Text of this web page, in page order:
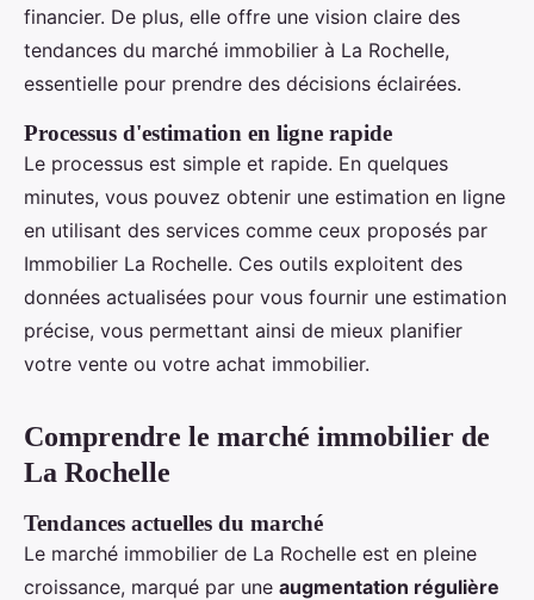
financier. De plus, elle offre une vision claire des
tendances du marché immobilier à La Rochelle,
essentielle pour prendre des décisions éclairées.
Processus d'estimation en ligne rapide
Le processus est simple et rapide. En quelques
minutes, vous pouvez obtenir une estimation en ligne
en utilisant des services comme ceux proposés par
Immobilier La Rochelle. Ces outils exploitent des
données actualisées pour vous fournir une estimation
précise, vous permettant ainsi de mieux planifier
votre vente ou votre achat immobilier.
Comprendre le marché immobilier de
La Rochelle
Tendances actuelles du marché
Le marché immobilier de La Rochelle est en pleine
croissance, marqué par une augmentation régulière